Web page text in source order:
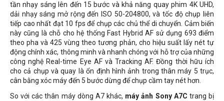
tần nhạy sáng lên đến 15 bước và khả năng quay phim 4K UHD,
dải nhạy sáng mở rộng đến ISO 50-204800, và tốc độ chụp liên
tiếp cao nhất đạt 10 fps để chụp các chủ thể di chuyển. Cảm biến
này cũng là chỗ cho hệ thống Fast Hybrid AF sử dụng 693 điểm
theo pha và 425 vùng theo tương phản, cho hiệu suất lấy nét tự
động chính xác, thông minh và nhanh chóng với hỗ trợ của những
công nghệ Real-time Eye AF và Tracking AF. Đồng thời hữu ích
cho cả chụp và quay là ổn định hình ảnh trong thân máy 5 trục,
cân bằng xóc máy đến 5 bước dừng để chụp cầm tay nét hơn.
So với các thân máy dòng A7 khác, máy ảnh Sony A7C trang bị